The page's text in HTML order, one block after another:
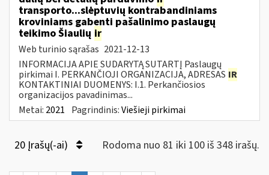
transporto...slėptuvių kontrabandiniams
kroviniams gabenti pašalinimo paslaugų
teikimo Šiaulių ir
Web turinio sąrašas 2021-12-13
INFORMACIJA APIE SUDARYTĄ SUTARTĮ Paslaugų
pirkimai I. PERKANČIOJI ORGANIZACIJA, ADRESAS IR
KONTAKTINIAI DUOMENYS: I.1. Perkančiosios
organizacijos pavadinimas...
Metai: 2021 Pagrindinis:Viešieji pirkimai
20 Įrašų(-ai) Rodoma nuo 81 iki 100 iš 348 irašų.